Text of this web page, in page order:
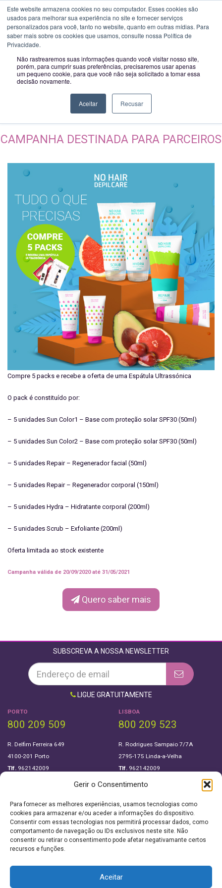
Este site utiliza cookies. Ao navegar no site
estará a consentir a sua utilização.
Este website armazena cookies no seu computador. Esses cookies são
usados ​​para melhorar sua experiência no site e fornecer serviços
personalizados para você, tanto no website, quanto em outras mídias. Para
saber mais sobre os cookies que usamos, consulte nossa Política de
Privacidade.
Não rastrearemos suas informações quando você visitar nosso site,
porém, para cumprir suas preferências, precisaremos usar apenas
um pequeno cookie, para que você não seja solicitado a tomar essa
decisão novamente.
Aceitar Recusar
Gerir o Consentimento
Para fornecer as melhores experiências, usamos tecnologias como
cookies para armazenar e/ou aceder a informações do dispositivo.
Consentir com essas tecnologias nos permitirá processar dados, como
comportamento de navegação ou IDs exclusivos neste site. Não
consentir ou retirar o consentimento pode afetar negativamante certos
recursos e funções.
Aceitar
Novo horário a partir de 01-02-2023:Segunda a Sexta das 09H00 às
13H00 e das 14H00 às 18:00
Na compra 5 packs recebe a
oferta da Espátula
Ultrassónica
CAMPANHA DESTINADA PARA PARCEIROS
Compre 5 packs e recebe a oferta de uma Espátula Ultrassónica
O pack é constituído por:
– 5 unidades Sun Color1 – Base com proteção solar SPF30 (50ml)
– 5 unidades Sun Color2 – Base com proteção solar SPF30 (50ml)
– 5 unidades Repair – Regenerador facial (50ml)
– 5 unidades Repair – Regenerador corporal (150ml)
– 5 unidades Hydra – Hidratante corporal (200ml)
– 5 unidades Scrub – Exfoliante (200ml)
Oferta limitada ao stock existente
Campanha válida de 20/09/2020 até 31/05/2021
Quero saber mais
SUBSCREVA A NOSSA NEWSLETTER
LIGUE GRATUITAMENTE
PORTO
800 209 509
R. Delfim Ferreira 649
4100-201 Porto
Tlf. 962142009
LISBOA
800 209 523
R. Rodrigues Sampaio 7/7A
2795-175 Linda-a-Velha
Tlf. 962142009
Sobre Nós
Downloads
Política de privacidade